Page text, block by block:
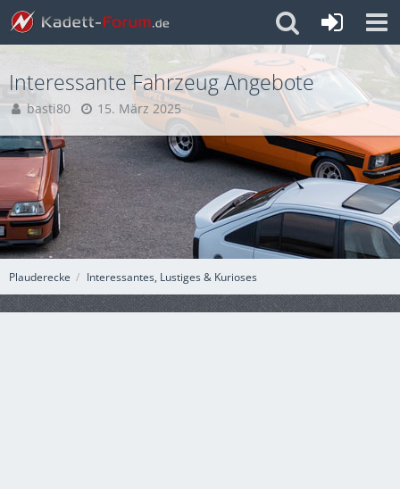
Plauderecke Interessantes, Lustiges & Kurioses
Interessante Fahrzeug Angebote
basti80 15. März 2025